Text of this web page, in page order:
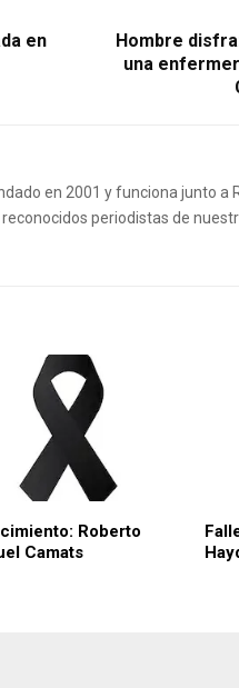
en
Hombre
una
en 2001 y funciona junto a
periodistas de
Roberto
Camats